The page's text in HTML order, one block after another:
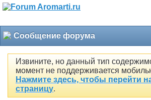
Сообщение форума
Извините, но данный тип
момент не поддерживается
Нажмите здесь, чтобы перейти
страницу.